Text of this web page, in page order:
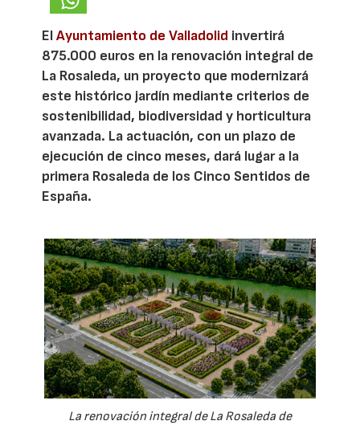
ElAyuntamiento de Valladolid invertirá
875.000 euros en la renovación integral de
La Rosaleda, un proyecto que modernizará
este histórico jardín mediante criterios de
sostenibilidad, biodiversidad y horticultura
avanzada. La actuación, con un plazo de
ejecución de cinco meses, dará lugar a la
primera Rosaleda de los Cinco Sentidos de
España.
La renovación integral de La Rosaleda de